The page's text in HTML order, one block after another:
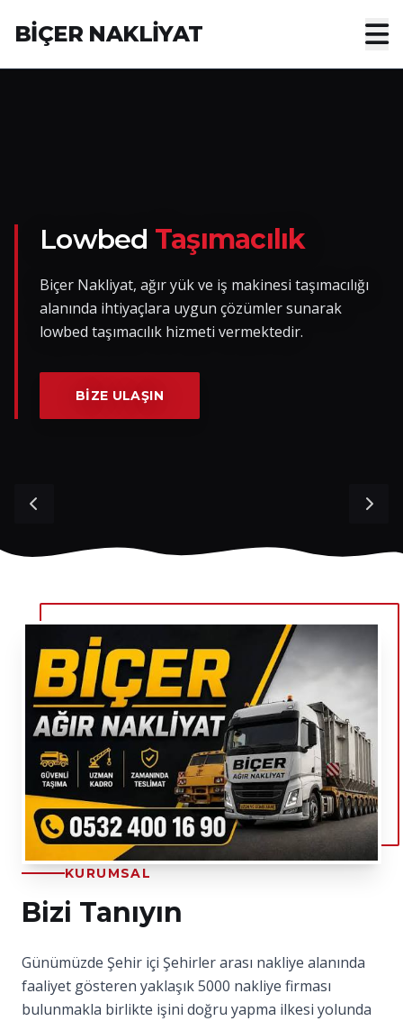
BİÇER NAKLİYAT
Nakliye Yük İlanları
İletişim
Lowbed Taşımacılık
Biçer Nakliyat, ağır yük ve iş makinesi taşımacılığı
alanında ihtiyaçlara uygun çözümler sunarak
lowbed taşımacılık hizmeti vermektedir.
BIZE ULAŞIN
KURUMSAL
Bizi Tanıyın
Günümüzde Şehir içi Şehirler arası nakliye alanında
faaliyet gösteren yaklaşık 5000 nakliye firması
bulunmakla birlikte işini doğru yapma ilkesi yolunda